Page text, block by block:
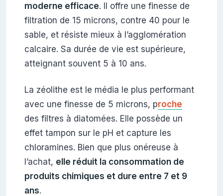
moderne efficace. Il offre une finesse de
filtration de 15 microns, contre 40 pour le
sable, et résiste mieux à l’agglomération
calcaire. Sa durée de vie est supérieure,
atteignant souvent 5 à 10 ans.
La zéolithe est le média le plus performant
avec une finesse de 5 microns, proche
des filtres à diatomées. Elle possède un
effet tampon sur le pH et capture les
chloramines. Bien que plus onéreuse à
l’achat, elle réduit la consommation de
produits chimiques et dure entre 7 et 9
ans.